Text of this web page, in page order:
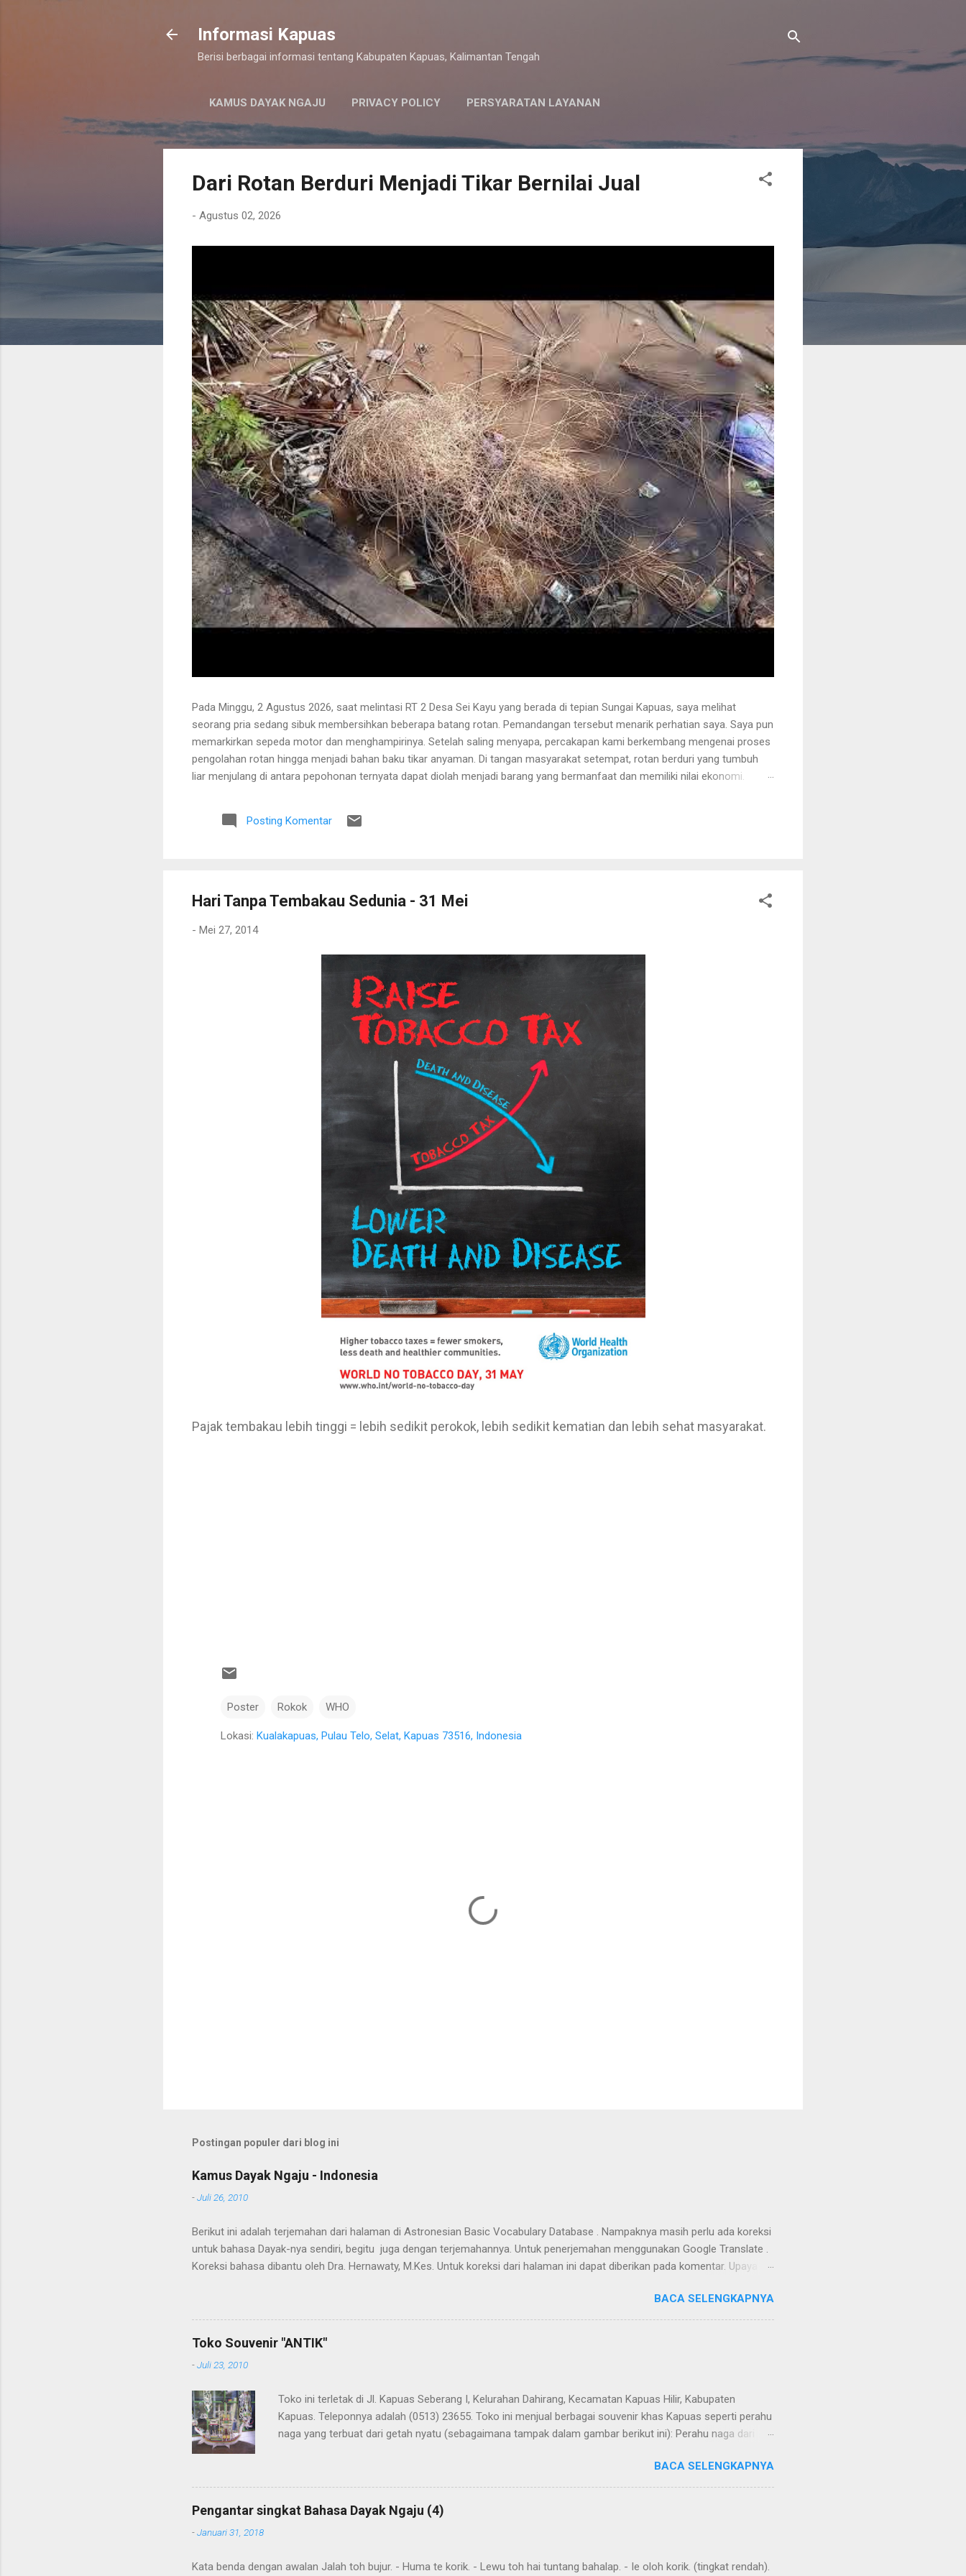
Informasi Kapuas
Berisi berbagai informasi tentang Kabupaten Kapuas, Kalimantan Tengah
KAMUS DAYAK NGAJU PRIVACY POLICY PERSYARATAN LAYANAN
Dari Rotan Berduri Menjadi Tikar Bernilai Jual
- Agustus 02, 2026
Pada Minggu, 2 Agustus 2026, saat melintasi RT 2 Desa Sei Kayu yang berada di tepian Sungai Kapuas, saya melihat
seorang pria sedang sibuk membersihkan beberapa batang rotan. Pemandangan tersebut menarik perhatian saya. Saya pun
memarkirkan sepeda motor dan menghampirinya. Setelah saling menyapa, percakapan kami berkembang mengenai proses
pengolahan rotan hingga menjadi bahan baku tikar anyaman. Di tangan masyarakat setempat, rotan berduri yang tumbuh
liar menjulang di antara pepohonan ternyata dapat diolah menjadi barang yang bermanfaat dan memiliki nilai ekonomi.
Tanaman itu diperkirakan telah berusia sekitar sepuluh tahun. Rotan dikenal memiliki banyak duri sehingga tidak mudah
untuk ditarik dan dipanen. Menurutnya, sebelum menarik rotan, duri-duri pada bagian batang yang akan dipegang harus
Posting Komentar
Hari Tanpa Tembakau Sedunia - 31 Mei
- Mei 27, 2014
Pajak tembakau lebih tinggi = lebih sedikit perokok, lebih sedikit kematian dan lebih sehat masyarakat.
Poster Rokok WHO
Lokasi: Kualakapuas, Pulau Telo, Selat, Kapuas 73516, Indonesia
Postingan populer dari blog ini
Kamus Dayak Ngaju - Indonesia
-Juli 26, 2010
Berikut ini adalah terjemahan dari halaman di Astronesian Basic Vocabulary Database . Nampaknya masih perlu ada koreksi
untuk bahasa Dayak-nya sendiri, begitu juga dengan terjemahannya. Untuk penerjemahan menggunakan Google Translate .
Koreksi bahasa dibantu oleh Dra. Hernawaty, M.Kes. Untuk koreksi dari halaman ini dapat diberikan pada komentar. Upaya
BACA SELENGKAPNYA
Toko Souvenir "ANTIK"
-Juli 23, 2010
Toko ini terletak di Jl. Kapuas Seberang I, Kelurahan Dahirang, Kecamatan Kapuas Hilir, Kabupaten
Kapuas. Teleponnya adalah (0513) 23655. Toko ini menjual berbagai souvenir khas Kapuas seperti perahu
naga yang terbuat dari getah nyatu (sebagaimana tampak dalam gambar berikut ini): Perahu naga dari
BACA SELENGKAPNYA
Pengantar singkat Bahasa Dayak Ngaju (4)
-Januari 31, 2018
Kata benda dengan awalan Jalah toh bujur. - Huma te korik. - Lewu toh hai tuntang bahalap. - Ie oloh korik. (tingkat rendah).